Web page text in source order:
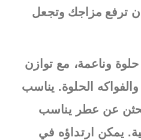
ترفع مزاجك وتجعل
وناعمة، مع توازن
الحلوة. يناسب
عن عطر يناسب
يمكن ارتداؤه في